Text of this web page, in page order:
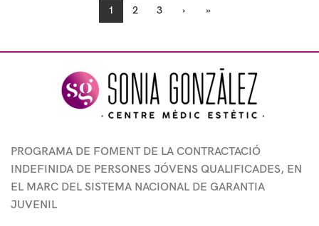
1 2 3 › »
PROGRAMA DE FOMENT DE LA CONTRACTACIÓ
INDEFINIDA DE PERSONES JÓVENS QUALIFICADES, EN
EL MARC DEL SISTEMA NACIONAL DE GARANTIA
JUVENIL